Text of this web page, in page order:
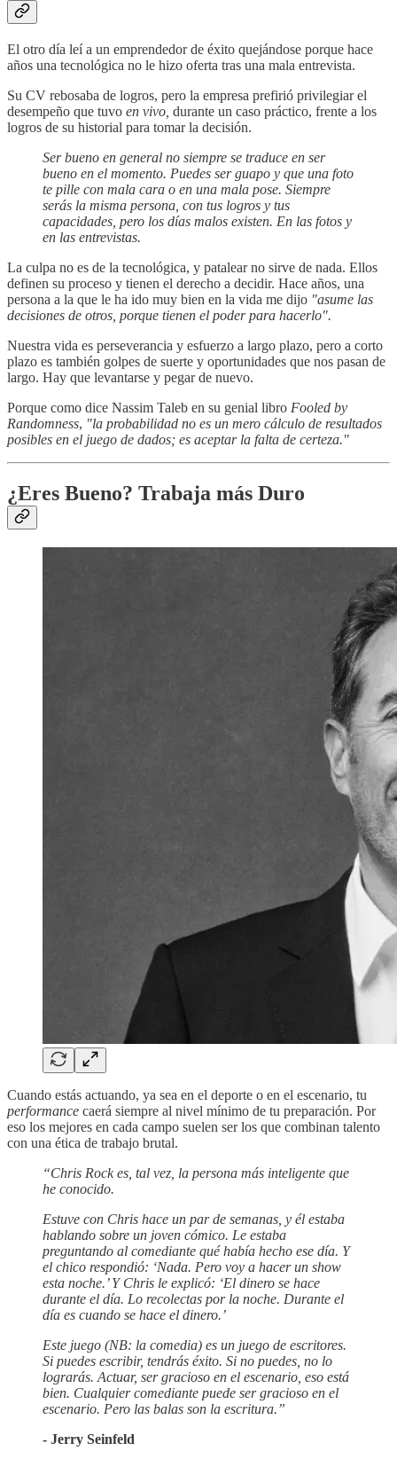
El otro día leí a un emprendedor de éxito quejándose porque hace
años una tecnológica no le hizo oferta tras una mala entrevista.
Su CV rebosaba de logros, pero la empresa prefirió privilegiar el
desempeño que tuvo en vivo, durante un caso práctico, frente a los
logros de su historial para tomar la decisión.
Ser bueno en general no siempre se traduce en ser
bueno en el momento. Puedes ser guapo y que una foto
te pille con mala cara o en una mala pose. Siempre
serás la misma persona, con tus logros y tus
capacidades, pero los días malos existen. En las fotos y
en las entrevistas.
La culpa no es de la tecnológica, y patalear no sirve de nada. Ellos
definen su proceso y tienen el derecho a decidir. Hace años, una
persona a la que le ha ido muy bien en la vida me dijo "asume las
decisiones de otros, porque tienen el poder para hacerlo".
Nuestra vida es perseverancia y esfuerzo a largo plazo, pero a corto
plazo es también golpes de suerte y oportunidades que nos pasan de
largo. Hay que levantarse y pegar de nuevo.
Porque como dice Nassim Taleb en su genial libro Fooled by
Randomness, "la probabilidad no es un mero cálculo de resultados
posibles en el juego de dados; es aceptar la falta de certeza."
¿Eres Bueno? Trabaja más Duro
Cuando estás actuando, ya sea en el deporte o en el escenario, tu
performance caerá siempre al nivel mínimo de tu preparación. Por
eso los mejores en cada campo suelen ser los que combinan talento
con una ética de trabajo brutal.
“Chris Rock es, tal vez, la persona más inteligente que
he conocido.
Estuve con Chris hace un par de semanas, y él estaba
hablando sobre un joven cómico. Le estaba
preguntando al comediante qué había hecho ese día. Y
el chico respondió: ‘Nada. Pero voy a hacer un show
esta noche.’ Y Chris le explicó: ‘El dinero se hace
durante el día. Lo recolectas por la noche. Durante el
día es cuando se hace el dinero.’
Este juego (NB: la comedia) es un juego de escritores.
Si puedes escribir, tendrás éxito. Si no puedes, no lo
lograrás. Actuar, ser gracioso en el escenario, eso está
bien. Cualquier comediante puede ser gracioso en el
escenario. Pero las balas son la escritura.”
- Jerry Seinfeld